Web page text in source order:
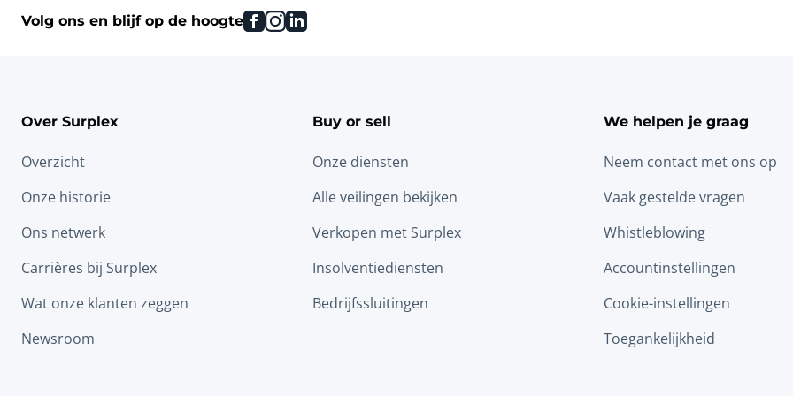
Volg ons en blijf op de hoogte facebook
instagram
linkedin
Over Surplex
Overzicht
Onze historie
Ons netwerk
Carrières bij Surplex
Wat onze klanten zeggen
Newsroom
Buy or sell
Onze diensten
Alle veilingen bekijken
Verkopen met Surplex
Insolventiediensten
Bedrijfssluitingen
We helpen je graag
Neem contact met ons op
Vaak gestelde vragen
Whistleblowing
Accountinstellingen
Cookie-instellingen
Toegankelijkheid